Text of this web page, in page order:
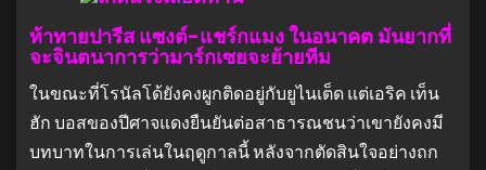
ท้าทายปารีส แซงต์-แชร์กแมง ในอนาคต มันยากที่
จะจินตนาการว่ามาร์กเซยจะย้ายทีม
ในขณะที่โรนัลโด้ยังคงผูกติดอยู่กับยูไนเต็ด แต่เอริค เท็น
ฮัก บอสของปีศาจแดงยืนยันต่อสาธารณชนว่าเขายังคงมี
บทบาทในการเล่นในฤดูกาลนี้ หลังจากตัดสินใจอย่างถก